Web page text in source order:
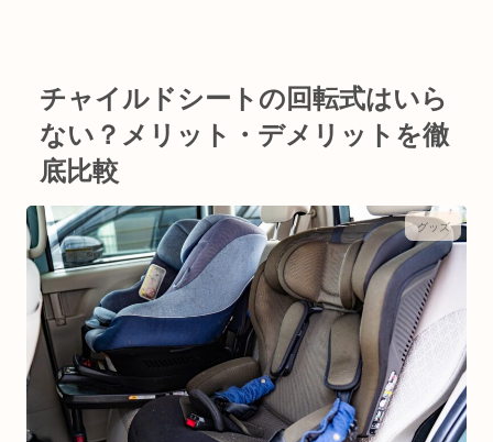
チャイルドシートの回転式はいら
ない？メリット・デメリットを徹
底比較
グッズ